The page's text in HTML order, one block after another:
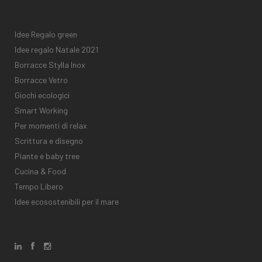
Idee Regalo green
Idee regalo Natale 2021
Borracce Stylla Inox
Borracce Vetro
Giochi ecologici
Smart Working
Per momenti di relax
Scrittura e disegno
Piante e baby tree
Cucina & Food
Tempo Libero
Idee ecosostenibili per il mare